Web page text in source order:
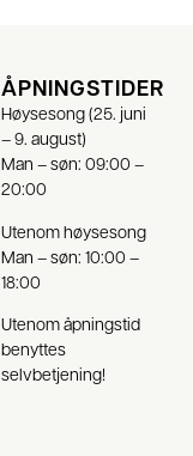
ÅPNINGSTIDER
Høysesong (25. juni
– 9. august)
Man – søn: 09:00 –
20:00
Utenom høysesong
Man – søn: 10:00 –
18:00
Utenom åpningstid
benyttes
selvbetjening!